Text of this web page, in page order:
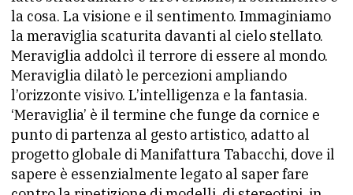
la cosa. La visione e il sentimento. Immaginiamo
la meraviglia scaturita davanti al cielo stellato.
Meraviglia addolcì il terrore di essere al mondo.
Meraviglia dilatò le percezioni ampliando
l’orizzonte visivo. L’intelligenza e la fantasia.
‘Meraviglia’ è il termine che funge da cornice e
punto di partenza al gesto artistico, adatto al
progetto globale di Manifattura Tabacchi, dove il
sapere è essenzialmente legato al saper fare